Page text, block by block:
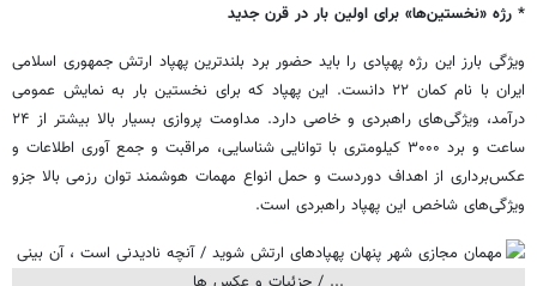
* رژه «نخستین‌ها» برای اولین بار در قرن جدید
ویژگی بارز این رژه پهپادی را باید حضور برد بلندترین پهپاد ارتش جمهوری اسلامی
ایران با نام کمان ۲۲ دانست. این پهپاد که برای نخستین بار به نمایش عمومی
درآمد، ویژگی‌های راهبردی و خاصی دارد. مداومت پروازی بسیار بالا بیشتر از ۲۴
ساعت و برد ۳۰۰۰ کیلومتری با توانایی شناسایی، مراقبت و جمع آوری اطلاعات و
عکس‌برداری از اهداف دوردست و حمل انواع مهمات هوشمند توان رزمی بالا جزو
ویژگی‌های شاخص این پهپاد راهبردی است.